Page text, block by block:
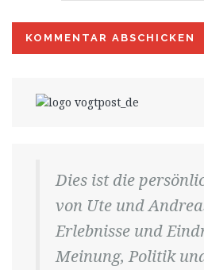
Dies ist die
von Ute und
Erlebnisse und
Meinung, Politik